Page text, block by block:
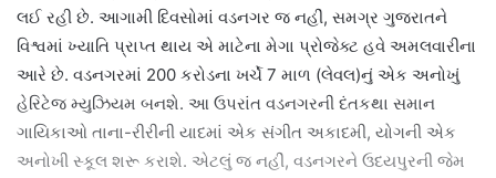
લઈ રહી છે. આગામી દિવસોમાં વડનગર જ નહીં, સમગ્ર ગુજરાતને
વિશ્વમાં ખ્યાતિ પ્રાપ્ત થાય એ માટેના મેગા પ્રોજેક્ટ હવે અમલવારીના
આરે છે. વડનગરમાં 200 કરોડના ખર્ચે 7 માળ (લેવલ)નું એક અનોખું
હેરિટેજ મ્યુઝિયમ બનશે. આ ઉપરાંત વડનગરની દંતકથા સમાન
ગાયિકાઓ તાના-રીરીની યાદમાં એક સંગીત અકાદમી, યોગની એક
અનોખી સ્કૂલ શરૂ કરાશે. એટલું જ નહીં, વડનગરને ઉદયપુરની જેમ